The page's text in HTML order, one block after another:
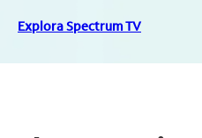
Explora Spectrum TV